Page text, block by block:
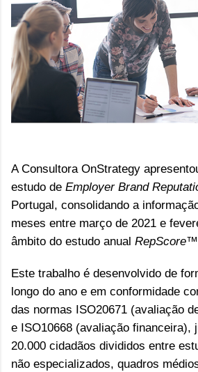
A Consultora OnStrategy
estudo de Employer Brand
Portugal, consolidando a
meses entre março de 2021 e
âmbito do estudo anual RepScore™
Este trabalho é desenvolvido de
longo do ano e em conformidade
das normas ISO20671 (avaliação
e ISO10668 (avaliação financeira),
20.000 cidadãos divididos entre
não especializados, quadros